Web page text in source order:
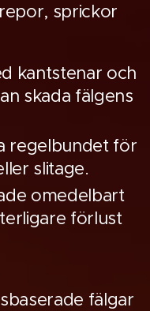
sprickor
kantstenar och
skada fälgens
regelbundet för
slitage.
omedelbart
förlust
fälgar